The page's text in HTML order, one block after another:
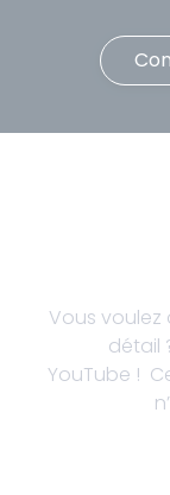
Vous voulez
détail
YouTube !